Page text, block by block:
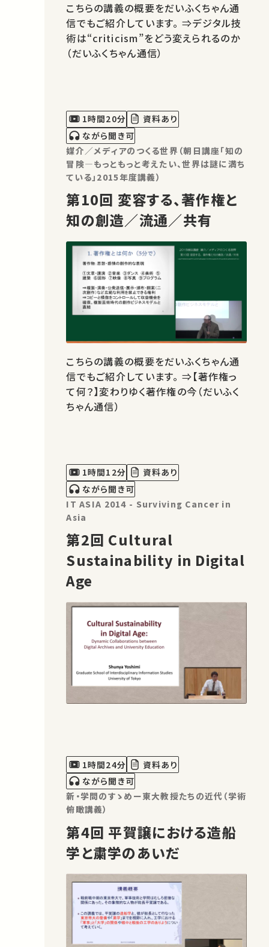
こちらの講義の概要をだいふくちゃん通
信でもご紹介しています。 ⇒デジタル技
術は“criticism”をどう変えられるのか
（だいふくちゃん通信）
1時間20分
資料あり
ながら聞き可
媒介／メディアのつくる世界（朝日講座「知の
冒険―もっともっと考えたい、世界は謎に満ち
ている」2015年度講義）
第10回 変容する、著作権と
知の創造／流通／共有
こちらの講義の概要をだいふくちゃん通
信でもご紹介しています。 ⇒【著作権っ
て何？】変わりゆく著作権の今（だいふく
ちゃん通信）
1時間12分
資料あり
ながら聞き可
IT ASIA 2014 - Surviving Cancer in
Asia
第2回 Cultural
Sustainability in Digital
Age
1時間24分
資料あり
ながら聞き可
新・学問のすゝめー東大教授たちの近代（学術
俯瞰講義）
第4回 平賀譲における造船
学と粛学のあいだ